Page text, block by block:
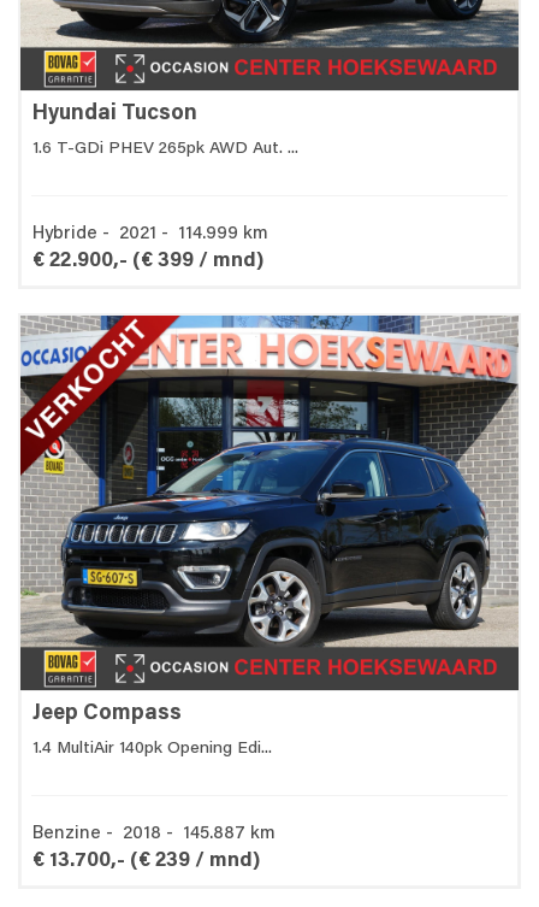
Hyundai Tucson
1.6 T-GDi PHEV 265pk AWD Aut. ...
Hybride - 2021 - 114.999 km
€ 22.900,- (€ 399 / mnd)
Jeep Compass
1.4 MultiAir 140pk Opening Edi...
Benzine - 2018 - 145.887 km
€ 13.700,- (€ 239 / mnd)